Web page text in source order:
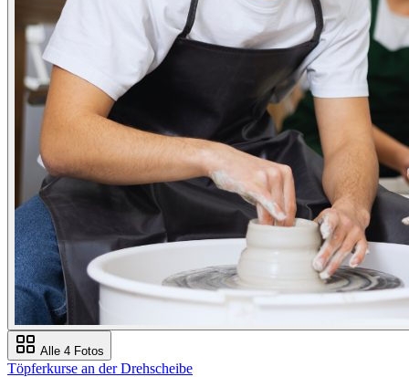
Alle 4 Fotos
Töpferkurse an der Drehscheibe